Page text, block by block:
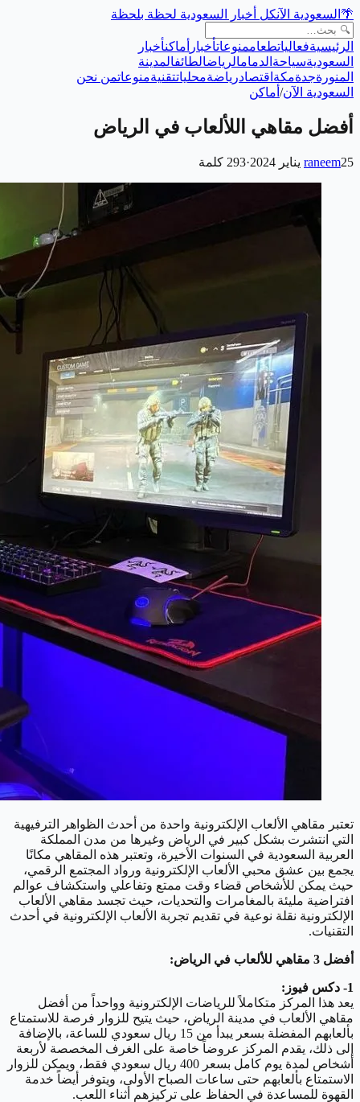
🌴 السعودية الآنكل أخبار السعودية لحظة بلحظة
الرئيسيةفعالياتطعاممنوعاتأخبار أماكنأخبار
السعوديةسياحة الدمامالرياضالطائفالمدينة
المنورةجدةمكة اقتصادرياضةمحلياتتقنيةمنوعاتمن نحن
السعودية الآن/ أماكن
أفضل مقاهي اللألعاب في الرياض
raneem25 يناير 2024 ·
293 كلمة
تعتبر مقاهي الألعاب الإلكترونية واحدة من أحدث الظواهر الترفيهية
التي انتشرت بشكل كبير في الرياض وغيرها من مدن المملكة
العربية السعودية في السنوات الأخيرة، وتعتبر هذه المقاهي مكانًا
يجمع بين عشق محبي الألعاب الإلكترونية ورواد المجتمع الرقمي،
حيث يمكن للأشخاص قضاء وقت ممتع وتفاعلي واستكشاف عوالم
افتراضية مليئة بالمغامرات والتحديات، حيث تجسد مقاهي الألعاب
الإلكترونية نقلة نوعية في تقديم تجربة الألعاب الإلكترونية في أحدث
التقنيات.
أفضل 3 مقاهي للألعاب في الرياض:
1- دكس فيوز:
يعد هذا المركز متكاملاً للرياضات الإلكترونية وواحداً من أفضل
مقاهي الألعاب في مدينة الرياض، حيث يتيح للزوار فرصة للاستمتاع
بألعابهم المفضلة بسعر يبدأ من 15 ريال سعودي للساعة، بالإضافة
إلى ذلك، يقدم المركز عروضاً خاصة على الغرف المخصصة لأربعة
أشخاص لمدة يوم كامل بسعر 400 ريال سعودي فقط، ويمكن للزوار
الاستمتاع بألعابهم حتى ساعات الصباح الأولى، ويتوفر أيضاً خدمة
القهوة للمساعدة في الحفاظ على تركيزهم أثناء اللعب.